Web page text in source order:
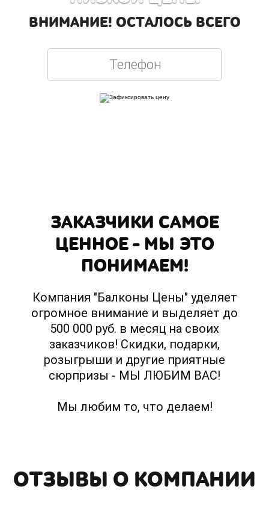
ВНИМАНИЕ! ОСТАЛОСЬ ВСЕГО
ЗАКАЗЧИКИ САМОЕ
ЦЕННОЕ – МЫ ЭТО
ПОНИМАЕМ!
Компания "Балконы Цены" уделяет
огромное внимание и выделяет до
500 000 руб. в месяц на своих
заказчиков! Скидки, подарки,
розыгрыши и другие приятные
сюрпризы - МЫ ЛЮБИМ ВАС!
Мы любим то, что делаем!
ОТЗЫВЫ О КОМПАНИИ